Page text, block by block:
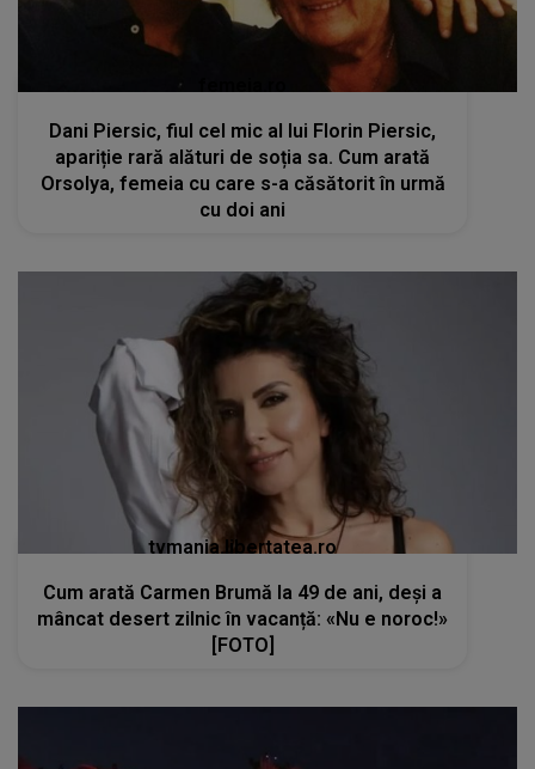
Dani Piersic, fiul cel mic al lui Florin Piersic,
apariție rară alături de soția sa. Cum arată
Orsolya, femeia cu care s-a căsătorit în urmă
cu doi ani
tvmania.libertatea.ro
Cum arată Carmen Brumă la 49 de ani, deși a
mâncat desert zilnic în vacanță: «Nu e noroc!»
[FOTO]